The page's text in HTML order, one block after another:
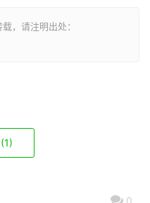
，请注明出处：
(1)
0